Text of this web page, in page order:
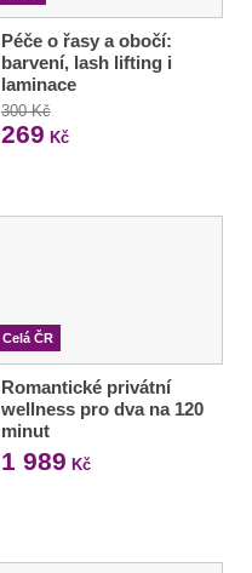
Péče o řasy a obočí:
barvení, lash lifting i
laminace
300 Kč
269 Kč
Celá ČR
Romantické privátní
wellness pro dva na 120
minut
1 989 Kč